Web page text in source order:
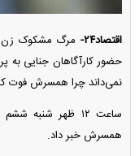
اقتصاد۲۴-
حضور کارآگاهان جنایی به
نمی‌داند چرا همسرش فوت
ساعت ۱۲ ظهر
همسرش خبر داد.